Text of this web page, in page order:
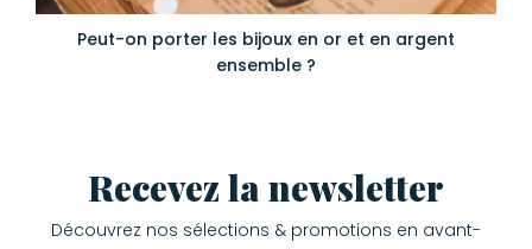
Peut-on porter les bijoux en or et en argent
ensemble ?
Recevez la newsletter
Découvrez nos sélections & promotions en avant-